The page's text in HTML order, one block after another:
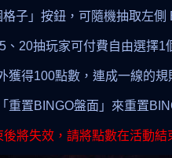
子」按鈕，可隨機抽取左
20抽玩家可付費自由選擇1
獲得100點數，連成一線的規
重置BINGO盤面」來重置
將失效，請將點數在活動結